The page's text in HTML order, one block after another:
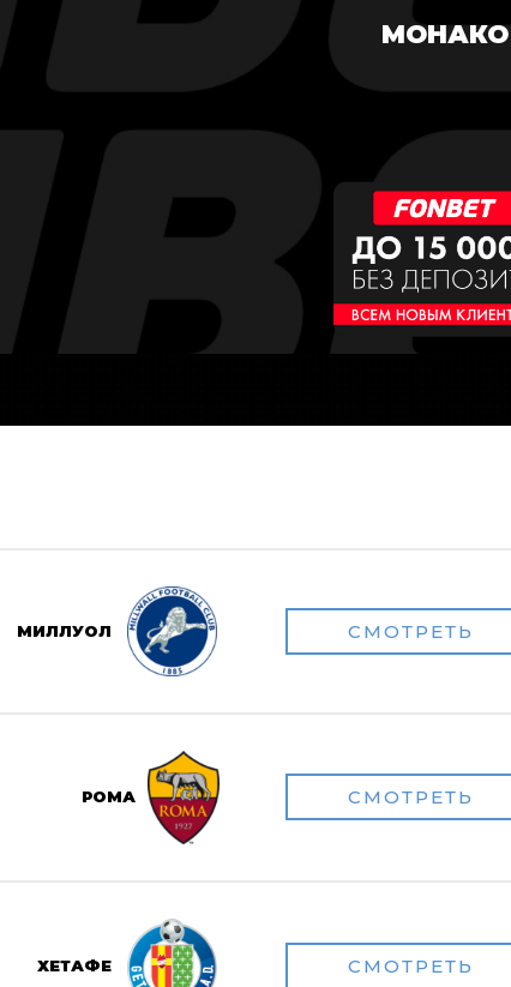
МОНАКО
МИЛЛУОЛ СМОТРЕТЬ
РОМА СМОТРЕТЬ
ХЕТАФЕ СМОТРЕТЬ